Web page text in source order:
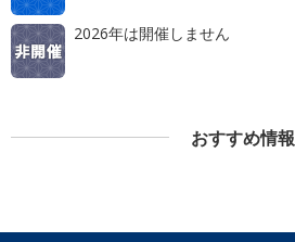
2026年は開催しません
おすすめ情報